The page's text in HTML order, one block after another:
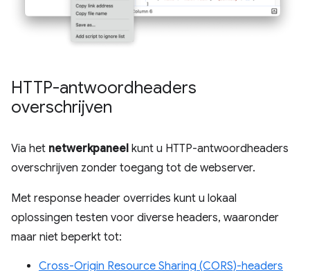
HTTP-antwoordheaders
overschrijven
Via het netwerkpaneel kunt u HTTP-antwoordheaders
overschrijven zonder toegang tot de webserver.
Met response header overrides kunt u lokaal
oplossingen testen voor diverse headers, waaronder
maar niet beperkt tot:
Cross-Origin Resource Sharing (CORS)-headers